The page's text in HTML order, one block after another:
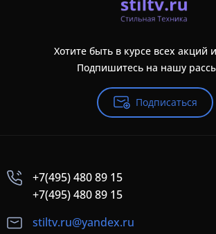
Хотите быть в курсе всех акций
Подпишитесь на нашу
Подписаться
+7(495) 480 89 15
+7(495) 480 89 15
stiltv.ru@yandex.ru